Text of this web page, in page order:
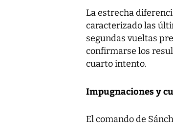
La estrecha
caracterizado las
segundas vueltas
confirmarse los
cuarto intento.
Impugnaciones y
El comando de